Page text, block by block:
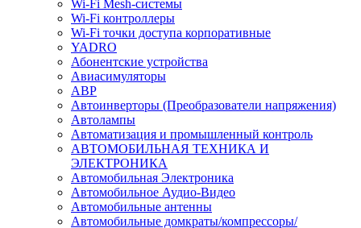
Wi-Fi Mesh-системы
Wi-Fi контроллеры
Wi-Fi точки доступа корпоративные
YADRO
Абонентские устройства
Авиасимуляторы
АВР
Автоинверторы (Преобразователи напряжения)
Автолампы
Автоматизация и промышленный контроль
АВТОМОБИЛЬНАЯ ТЕХНИКА И
ЭЛЕКТРОНИКА
Автомобильная Электроника
Автомобильное Аудио-Видео
Автомобильные антенны
Автомобильные домкраты/компрессоры/